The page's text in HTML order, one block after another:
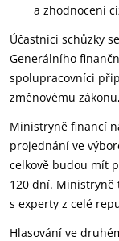
a zhodnocení
Účastníci schůzky
Generálního
spolupracovníci
změnovému
Ministryně financí
projednání ve
celkově budou mít
120 dní. Ministryně
s experty z celé
Hlasování ve